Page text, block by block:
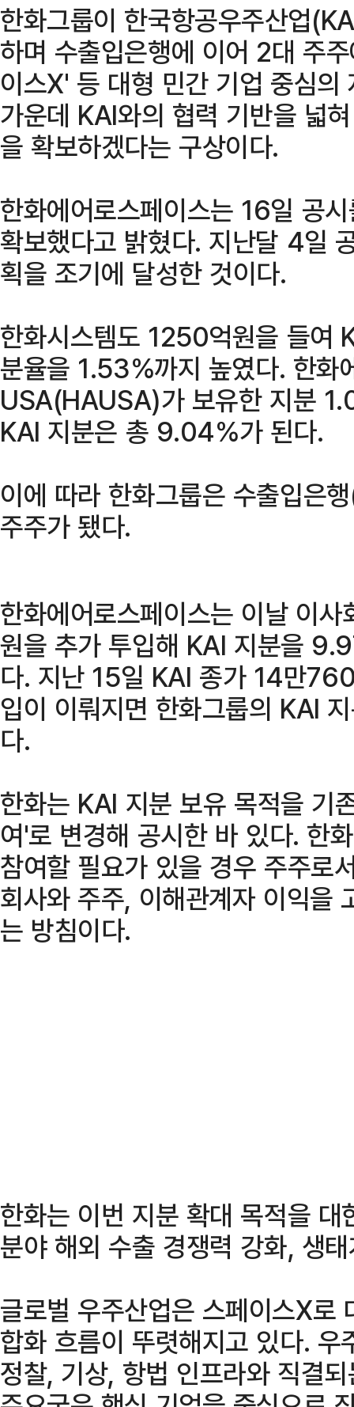
한화그룹이 한국항공우주산업
하며 수출입은행에 이어 2대 주
이스X' 등 대형 민간 기업 중심의
가운데 KAI와의 협력 기반을 넓
을 확보하겠다는 구상이다.
한화에어로스페이스는 16일 공
확보했다고 밝혔다. 지난달 4일
획을 조기에 달성한 것이다.
한화시스템도 1250억원을 들여
분율을 1.53%까지 높였다. 한화
USA(HAUSA)가 보유한 지분
KAI 지분은 총 9.04%가 된다.
이에 따라 한화그룹은 수출입은
주주가 됐다.
한화에어로스페이스는 이날 이
원을 추가 투입해 KAI 지분을
다. 지난 15일 KAI 종가 14만
입이 이뤄지면 한화그룹의 KAI
다.
한화는 KAI 지분 보유 목적을 기
여'로 변경해 공시한 바 있다. 한
참여할 필요가 있을 경우 주주로
회사와 주주, 이해관계자 이익을
는 방침이다.
한화는 이번 지분 확대 목적을 대
분야 해외 수출 경쟁력 강화, 생
글로벌 우주산업은 스페이스X로
합화 흐름이 뚜렷해지고 있다.
정찰, 기상, 항법 인프라와 직결